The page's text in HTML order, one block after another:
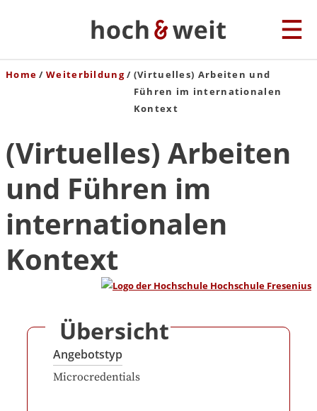
Home Weiterbildung
(Virtuelles) Arbeiten und
Führen im internationalen
Kontext
(Virtuelles) Arbeiten
und Führen im
internationalen
Kontext
Übersicht
Angebotstyp
Microcredentials